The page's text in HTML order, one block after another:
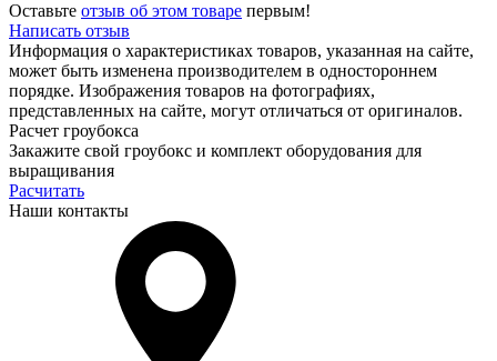
Оставьте отзыв об этом товаре первым!
Написать отзыв
Информация о характеристиках товаров, указанная на сайте,
может быть изменена производителем в одностороннем
порядке. Изображения товаров на фотографиях,
представленных на сайте, могут отличаться от оригиналов.
Расчет гроубокса
Закажите свой гроубокс и комплект оборудования для
выращивания
Расчитать
Наши контакты